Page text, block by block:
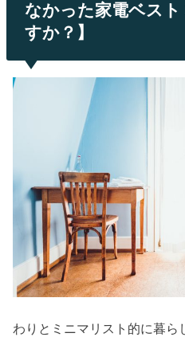
なかった家電ベス
すか？】
わりとミニマリスト的に暮ら